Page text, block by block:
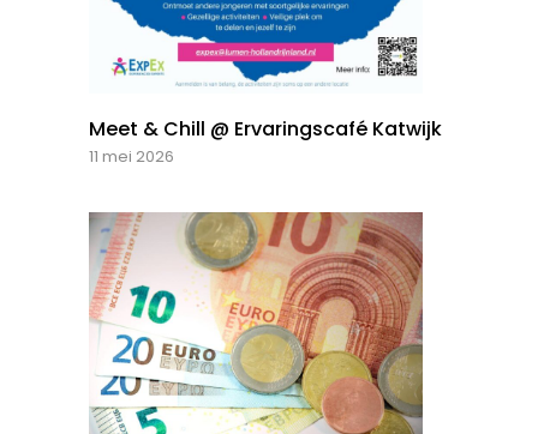
Meet & Chill @ Ervaringscafé Katwijk
11 mei 2026